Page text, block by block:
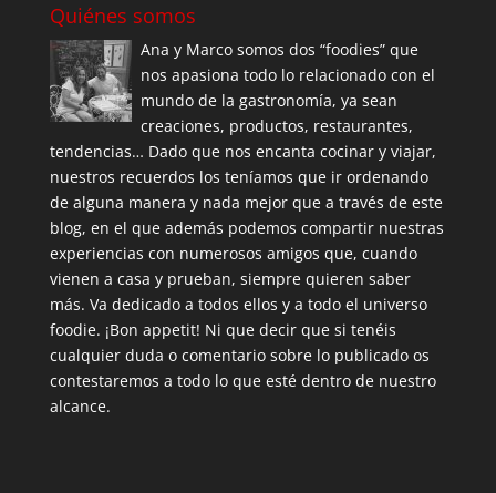
Quiénes somos
Ana y Marco somos dos “foodies” que
nos apasiona todo lo relacionado con el
mundo de la gastronomía, ya sean
creaciones, productos, restaurantes,
tendencias… Dado que nos encanta cocinar y viajar,
nuestros recuerdos los teníamos que ir ordenando
de alguna manera y nada mejor que a través de este
blog, en el que además podemos compartir nuestras
experiencias con numerosos amigos que, cuando
vienen a casa y prueban, siempre quieren saber
más. Va dedicado a todos ellos y a todo el universo
foodie. ¡Bon appetit! Ni que decir que si tenéis
cualquier duda o comentario sobre lo publicado os
contestaremos a todo lo que esté dentro de nuestro
alcance.